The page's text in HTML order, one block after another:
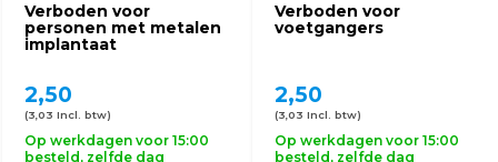
Verboden voor
personen met metalen
implantaat
2,50
(3,03 Incl. btw)
Op werkdagen voor 15:00
besteld, zelfde dag
Verboden voor
voetgangers
2,50
(3,03 Incl. btw)
Op werkdagen voor 15:00
besteld, zelfde dag